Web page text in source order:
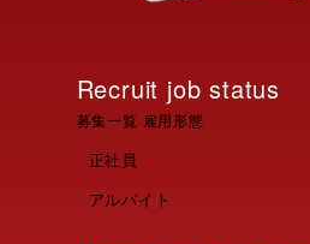
募集一覧 雇用形態
Recruit job status
正社員
アルバイト